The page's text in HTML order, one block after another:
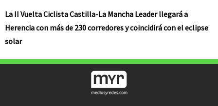
La II Vuelta Ciclista Castilla-La Mancha Leader llegará a
Herencia con más de 230 corredores y coincidirá con el eclipse
solar